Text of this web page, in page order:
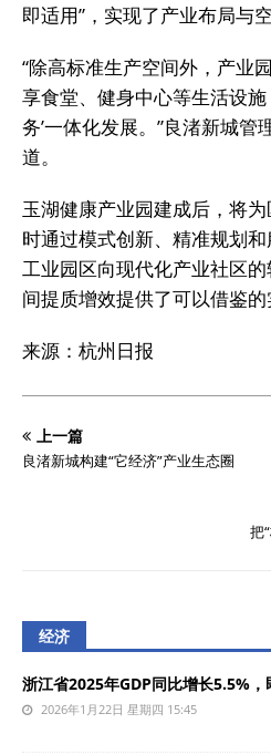
即适用”，实现了产业布局与
“除高标准生产空间外，产业
享食堂、健身中心等生活设施
务’一体化发展。”良渚新城
道。
玉湖健康产业园建成后，将
时通过模式创新、精准规划
工业园区向现代化产业社区
间提质增效提供了可以借鉴的
来源：杭州日报
上一篇
良渚新城构建“它经济”产业生态圈
把
经济
浙江省2025年GDP同比增长5.5%
2026年1月22日 星期四 15:45